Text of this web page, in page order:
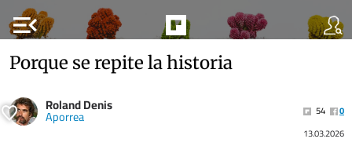
menu_open
Porque se repite la historia
Roland Denis
Aporrea 54
0
13.03.2026